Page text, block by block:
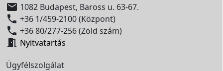
 1082 Budapest, Baross u. 63-67.
 +36 1/459-2100 (Központ)
 +36 80/277-256 (Zöld szám)
 Nyitvatartás
Ügyfélszolgálat